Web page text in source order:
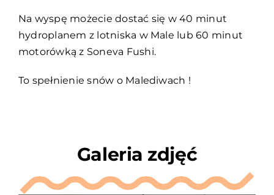
Na wyspę możecie dostać się w 40 minut
hydroplanem z lotniska w Male lub 60 minut
motorówką z Soneva Fushi.
To spełnienie snów o Malediwach !
Galeria zdjęć